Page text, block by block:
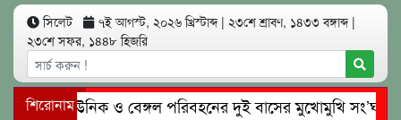
সিলেট ৭ই আগস্ট, ২০২৬ খ্রিস্টাব্দ | ২৩শে শ্রাবণ, ১৪৩৩ বঙ্গাব্দ |
২৩শে সফর, ১৪৪৮ হিজরি
শিরোনাম
ইউনিক ও বেঙ্গল পরিবহনের দুই বাসের মুখোমুখি সং’ঘ’র্ষে